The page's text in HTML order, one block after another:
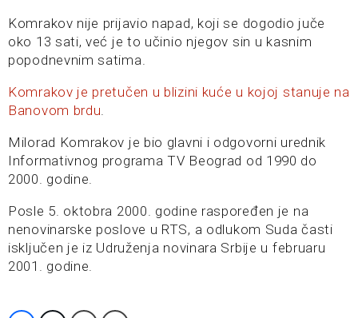
Komrakov nije prijavio napad, koji se dogodio juče
oko 13 sati, već je to učinio njegov sin u kasnim
popodnevnim satima.
Komrakov je pretučen u blizini kuće u kojoj stanuje na
Banovom brdu.
Milorad Komrakov je bio glavni i odgovorni urednik
Informativnog programa TV Beograd od 1990 do
2000. godine.
Posle 5. oktobra 2000. godine raspoređen je na
nenovinarske poslove u RTS, a odlukom Suda časti
isključen je iz Udruženja novinara Srbije u februaru
2001. godine.